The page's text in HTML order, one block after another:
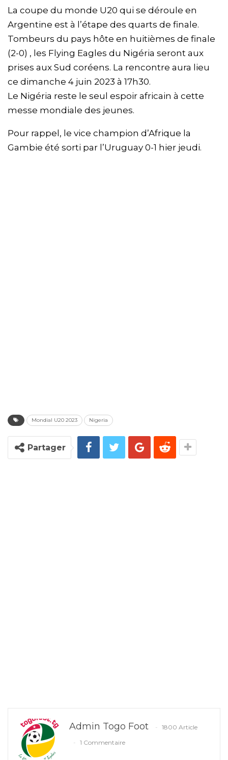
La coupe du monde U20 qui se déroule en
Argentine est à l’étape des quarts de finale.
Tombeurs du pays hôte en huitièmes de finale
(2-0) , les Flying Eagles du Nigéria seront aux
prises aux Sud coréens. La rencontre aura lieu
ce dimanche 4 juin 2023 à 17h30.
Le Nigéria reste le seul espoir africain à cette
messe mondiale des jeunes.
Pour rappel, le vice champion d’Afrique la
Gambie été sorti par l’Uruguay 0-1 hier jeudi.
Mondial U20 2023 Nigeria
Partager
Admin Togo Foot
1800 Article
1 Commentaire